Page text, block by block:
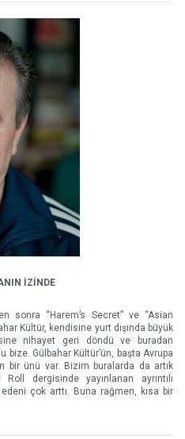
İZİNDE
sonra “Harem’s Secret” ve “Asian
Kültür, kendisine yurt dışında büyük
nihayet geri döndü ve buradan
bize. Gülbahar Kültür’ün, başta Avrupa
bir ünü var. Bizim buralarda da artık
dergisinde yayınlanan ayrıntılı
çok arttı. Buna rağmen, kısa bir